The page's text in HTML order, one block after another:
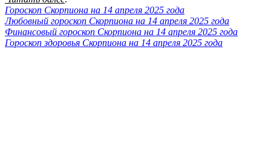
Гороскоп Скорпиона на 14 апреля 2025 года
Любовный гороскоп Скорпиона на 14 апреля 2025 года
Финансовый гороскоп Скорпиона на 14 апреля 2025 года
Гороскоп здоровья Скорпиона на 14 апреля 2025 года